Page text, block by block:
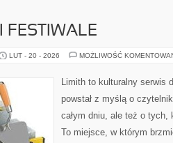
FESTIWALE
LUT - 20 - 2026 MOŻLIWOŚĆ
Limith to kulturalny serwis
powstał z myślą o
całym dniu, ale też o
To miejsce, w którym